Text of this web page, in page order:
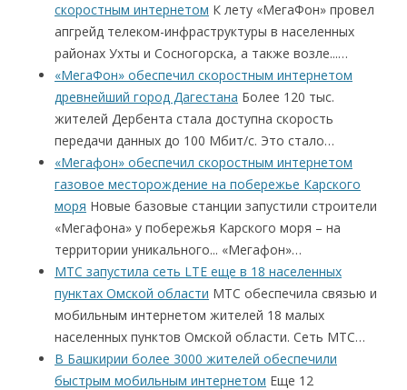
скоростным интернетом К лету «МегаФон» провел
апгрейд телеком-инфраструктуры в населенных
районах Ухты и Сосногорска, а также возле...…
«МегаФон» обеспечил скоростным интернетом
древнейший город Дагестана Более 120 тыс.
жителей Дербента стала доступна скорость
передачи данных до 100 Мбит/с. Это стало…
«Мегафон» обеспечил скоростным интернетом
газовое месторождение на побережье Карского
моря Новые базовые станции запустили строители
«Мегафона» у побережья Карского моря – на
территории уникального... «Мегафон»…
МТС запустила сеть LTE еще в 18 населенных
пунктах Омской области МТС обеспечила связью и
мобильным интернетом жителей 18 малых
населенных пунктов Омской области. Сеть МТС…
В Башкирии более 3000 жителей обеспечили
быстрым мобильным интернетом Еще 12